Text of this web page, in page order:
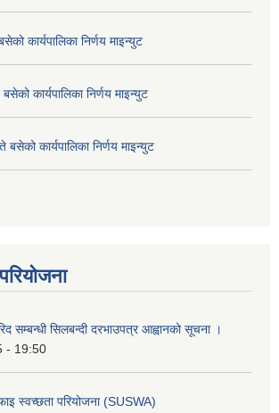
कार्यपालिका निर्णय माइन्युट
कार्यपालिका निर्णय माइन्युट
कार्यपालिका निर्णय माइन्युट
सम्बन्धी सिलबन्दी दरभाउपत्र आह्वानको सूचना ।
- 19:50
स्वच्छता परियोजना (SUSWA)